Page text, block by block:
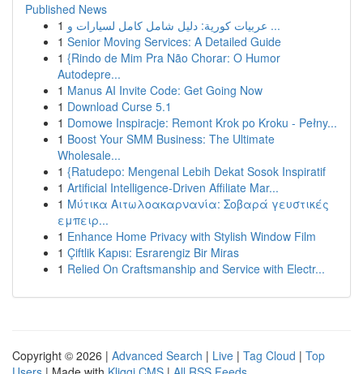
Published News
1
عربيات كورية: دليل شامل كامل لسيارات و ...
1 Senior Moving Services: A Detailed Guide
1 {Rindo de Mim Pra Não Chorar: O Humor
Autodepre...
1 Manus AI Invite Code: Get Going Now
1 Download Curse 5.1
1 Domowe Inspiracje: Remont Krok po Kroku - Pełny...
1 Boost Your SMM Business: The Ultimate
Wholesale...
1 {Ratudepo: Mengenal Lebih Dekat Sosok Inspiratif
1 Artificial Intelligence-Driven Affiliate Mar...
1 Μύτικα Αιτωλοακαρνανία: Σοβαρά γευστικές
εμπειρ...
1 Enhance Home Privacy with Stylish Window Film
1 Çiftlik Kapısı: Esrarengiz Bir Miras
1 Relied On Craftsmanship and Service with Electr...
Copyright © 2026 | Advanced Search | Live | Tag Cloud | Top